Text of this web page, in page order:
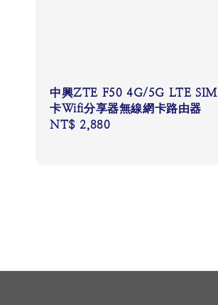
中興ZTE F50 4G/5G LTE SIM
卡Wifi分享器無線網卡路由器
Regular
NT$ 2,880